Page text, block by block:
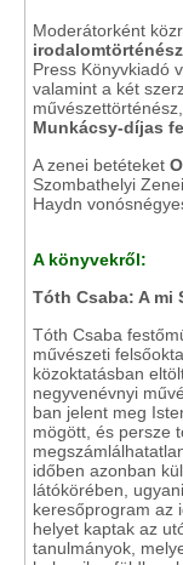
Moderátorként
irodalomtörténész
Press Könyvkiadó
valamint a két
Munkácsy-díjas
A zenei betéteket
Szombathelyi
Haydn
A könyvekről:
Tóth Csaba: A mi
Tóth Csaba
művészeti
közoktatásban
negyvenévnyi
ban jelent meg
mögött, és persze
időben azonban
látókörében,
keresőprogram az
helyet kaptak az
tanulmányok,